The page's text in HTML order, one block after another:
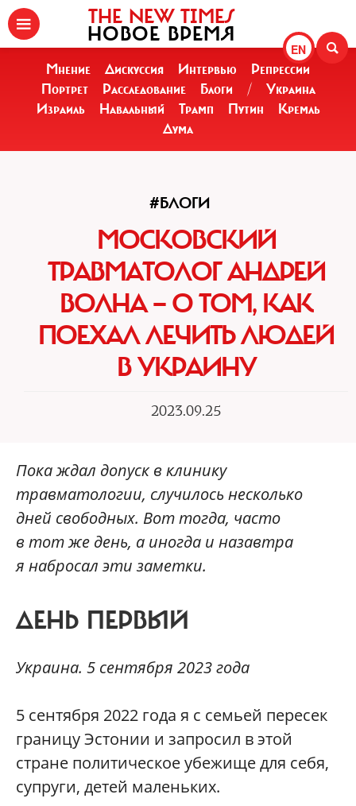
EN
THE NEW TIMES
НОВОЕ ВРЕМЯ
Мнение Дискуссия Интервью
Репрессии
Портрет
Расследование Блоги /
Украина
Израиль
Навальный Трамп Путин
Кремль
Дума
#БЛОГИ
МОСКОВСКИЙ
ТРАВМАТОЛОГ АНДРЕЙ
ВОЛНА — О ТОМ, КАК
ПОЕХАЛ ЛЕЧИТЬ ЛЮДЕЙ
В УКРАИНУ
2023.09.25
Пока ждал допуск в клинику
травматологии, случилось несколько
дней свободных. Вот тогда, часто
в тот же день, а иногда и назавтра
я набросал эти заметки.
ДЕНЬ ПЕРВЫЙ
Украина. 5 сентября 2023 года
5 сентября 2022 года я с семьей пересек
границу Эстонии и запросил в этой
стране политическое убежище для себя,
супруги, детей маленьких.